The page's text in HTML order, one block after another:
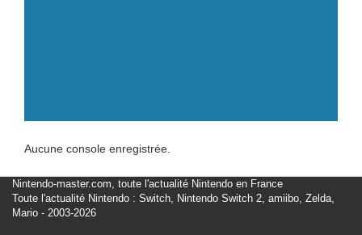
Aucune console enregistrée.
Nintendo-master.com, toute l'actualité Nintendo en France
Toute l'actualité Nintendo : Switch, Nintendo Switch 2, amiibo, Zelda,
Mario - 2003-2026